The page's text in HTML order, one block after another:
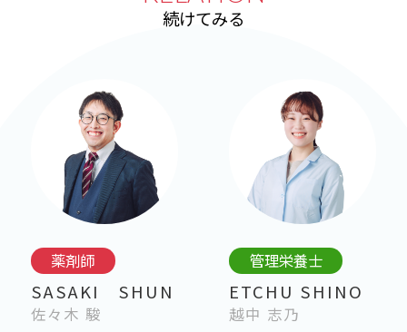
続けてみる
薬剤師
SASAKI SHUN
佐々木 駿
管理栄養士
ETCHU SHINO
越中 志乃